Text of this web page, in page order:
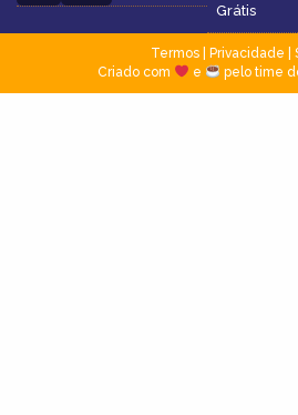
Grátis
Termos| Privacidade
Criado com
e pelo time